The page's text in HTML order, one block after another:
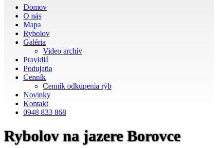
Domov
O nás
Mapa
Rybolov
Galéria
Video archív
Pravidlá
Podujatia
Cenník
Cenník odkúpenia rýb
Novinky
Kontakt
0948 833 868
Rybolov na jazere Borovce